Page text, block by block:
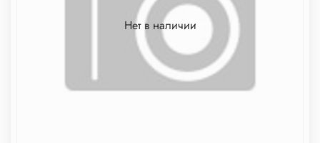
Нет в наличии